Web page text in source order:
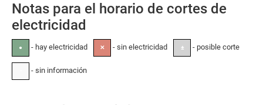
Notas para el horario de cortes de
electricidad
● - hay electricidad ✕ - sin electricidad ± - posible corte
- sin información